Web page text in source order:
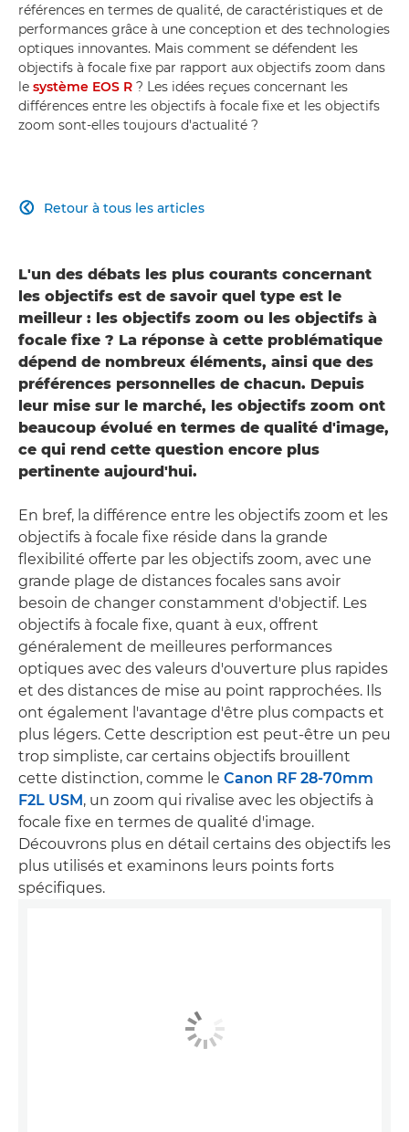
références en termes de qualité, de caractéristiques et de
performances grâce à une conception et des technologies
optiques innovantes. Mais comment se défendent les
objectifs à focale fixe par rapport aux objectifs zoom dans
le système EOS R ? Les idées reçues concernant les
différences entre les objectifs à focale fixe et les objectifs
zoom sont-elles toujours d'actualité ?
Retour à tous les articles

L'un des débats les plus courants concernant
les objectifs est de savoir quel type est le
meilleur : les objectifs zoom ou les objectifs à
focale fixe ? La réponse à cette problématique
dépend de nombreux éléments, ainsi que des
préférences personnelles de chacun. Depuis
leur mise sur le marché, les objectifs zoom ont
beaucoup évolué en termes de qualité d'image,
ce qui rend cette question encore plus
pertinente aujourd'hui.
En bref, la différence entre les objectifs zoom et les
objectifs à focale fixe réside dans la grande
flexibilité offerte par les objectifs zoom, avec une
grande plage de distances focales sans avoir
besoin de changer constamment d'objectif. Les
objectifs à focale fixe, quant à eux, offrent
généralement de meilleures performances
optiques avec des valeurs d'ouverture plus rapides
et des distances de mise au point rapprochées. Ils
ont également l'avantage d'être plus compacts et
plus légers. Cette description est peut-être un peu
trop simpliste, car certains objectifs brouillent
cette distinction, comme le Canon RF 28-70mm
F2L USM, un zoom qui rivalise avec les objectifs à
focale fixe en termes de qualité d'image.
Découvrons plus en détail certains des objectifs les
plus utilisés et examinons leurs points forts
spécifiques.